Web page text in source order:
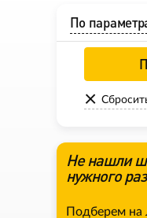
По
Не нашли
нужного
Подберем на